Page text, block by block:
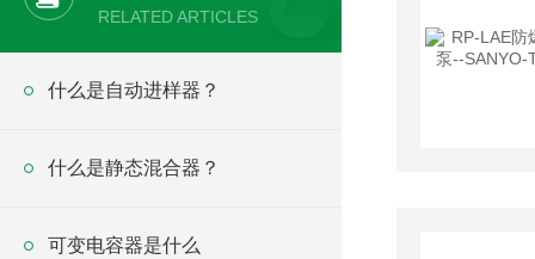
RELATED ARTICLES
什么是自动进样器？
什么是静态混合器？
可变电容器是什么